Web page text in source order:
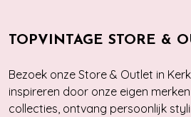
TOPVINTAGE STORE &
Bezoek onze Store & Outlet in
inspireren door onze eigen
collecties, ontvang persoonlijk